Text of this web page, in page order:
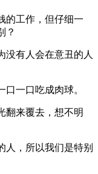
的工作，但仔细一
？
没有人会在意丑的人
一口吃成肉球。
翻来覆去，想不明
人，所以我们是特别